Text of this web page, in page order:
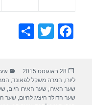
F
e
b
T
er
e
פורסם
בתאריך
28 באוגוסט 2015
ליורו, המרה משקל לפאונד,
שער האירו,שער האירו היום,
שער הדולר היציג להיום,שער